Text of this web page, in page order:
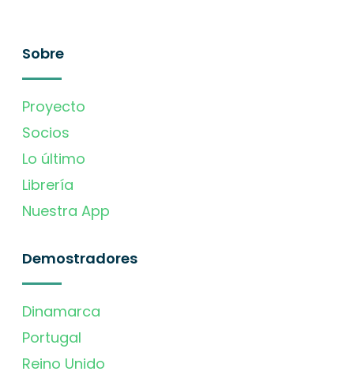
Sobre
Proyecto
Socios
Lo último
Librería
Nuestra App
Demostradores
Dinamarca
Portugal
Reino Unido